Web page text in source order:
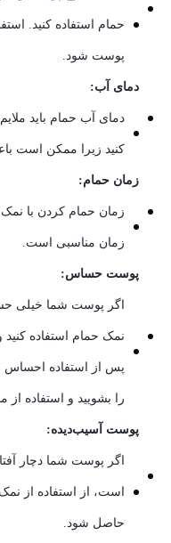
حمام استفاده کنید.
پوست شود.
دمای آب:
دمای آب حمام باید
کنید زیرا ممکن است
زمان حمام:
زمان مناسبی است.
پوست حساس:
اگر پوست شما خیلی
نمک حمام استفاده کنید
پس از استفاده
را بشویید و استفاده
پوست آسیب‌دیده:
اگر پوست شما دچار
است، از استفاده از
حاصل شود.